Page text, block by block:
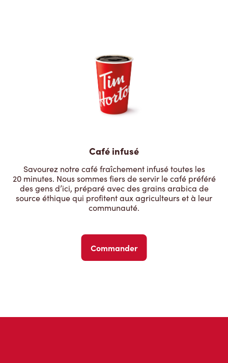
Café infusé
Savourez notre café fraîchement infusé toutes les
20 minutes. Nous sommes fiers de servir le café préféré
des gens d’ici, préparé avec des grains arabica de
source éthique qui profitent aux agriculteurs et à leur
communauté.
Commander